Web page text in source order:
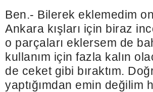
Ben.- Bilerek eklemedim
Ankara kışları için biraz
o parçaları eklersem de
kullanım için fazla kalın
de ceket gibi bıraktım.
yaptığımdan emin değilim